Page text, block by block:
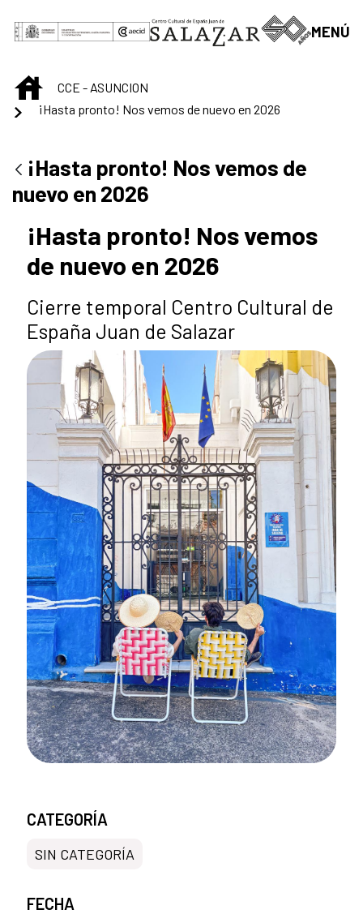
Saltar al contenido principal
MENÚ
INICIOCCE - ASUNCION
¡Hasta pronto! Nos vemos de nuevo en 2026
¡Hasta pronto! Nos vemos de
nuevo en 2026
¡Hasta pronto! Nos vemos
de nuevo en 2026
Cierre temporal Centro Cultural de
España Juan de Salazar
CATEGORÍA
SIN CATEGORÍA
FECHA